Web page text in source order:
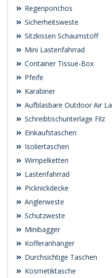
Regenponchos
Sicherheitsweste
Sitzkissen Schaumstoff
Mini Lastenfahrrad
Container Tissue-Box
Pfeife
Karabiner
Aufblasbare Outdoor Air
Schreibtischunterlage Filz
Einkaufstaschen
Isoliertaschen
Wimpelketten
Lastenfahrrad
Picknickdecke
Anglerweste
Schutzweste
Minibagger
Kofferanhänger
Durchsichtige Taschen
Kosmetiktasche